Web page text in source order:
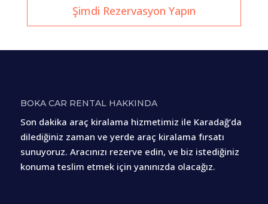
Şimdi Rezervasyon Yapın
BOKA CAR RENTAL HAKKINDA
Son dakika araç kiralama hizmetimiz ile Karadağ’da
dilediğiniz zaman ve yerde araç kiralama fırsatı
sunuyoruz. Aracınızı rezerve edin, ve biz istediğiniz
konuma teslim etmek için yanınızda olacağız.